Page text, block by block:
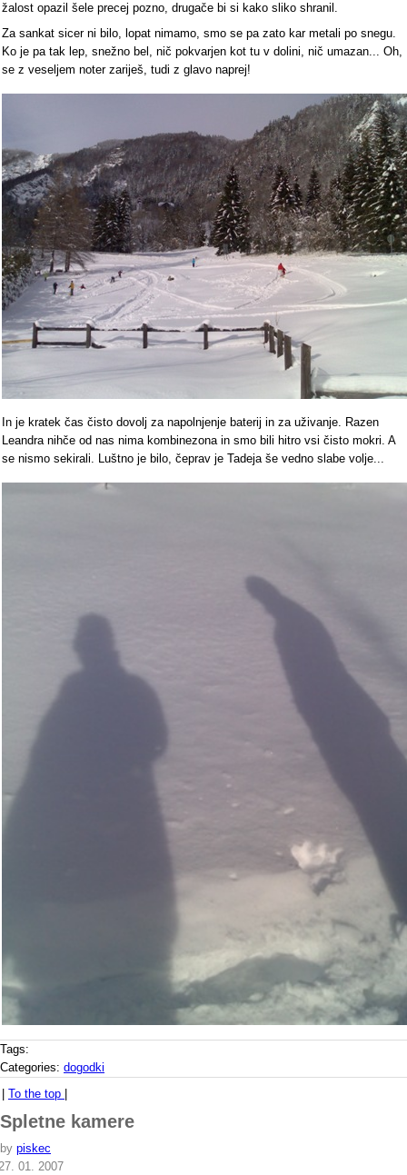
žalost opazil šele precej pozno, drugače bi si kako sliko shranil.
Za sankat sicer ni bilo, lopat nimamo, smo se pa zato kar metali po snegu.
Ko je pa tak lep, snežno bel, nič pokvarjen kot tu v dolini, nič umazan... Oh,
se z veseljem noter zariješ, tudi z glavo naprej!
In je kratek čas čisto dovolj za napolnjenje baterij in za uživanje. Razen
Leandra nihče od nas nima kombinezona in smo bili hitro vsi čisto mokri. A
se nismo sekirali. Luštno je bilo, čeprav je Tadeja še vedno slabe volje...
Tags:
Categories: dogodki
To the top
Spletne kamere
by piskec
01. 2007